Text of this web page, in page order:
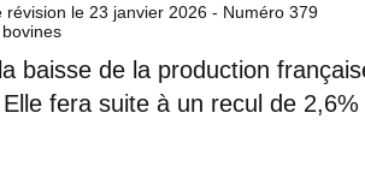
révision le 23 janvier 2026 - Numéro 379
la baisse de la production
fera suite à un recul de 2,6%